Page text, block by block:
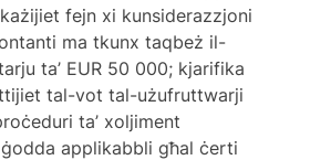
fejn xi kunsiderazzjoni
ma tkunx taqbeż il-
ta’ EUR 50 000; kjarifika
tal-vot tal-użufruttwarji
ta’ xoljiment
applikabbli għal ċerti